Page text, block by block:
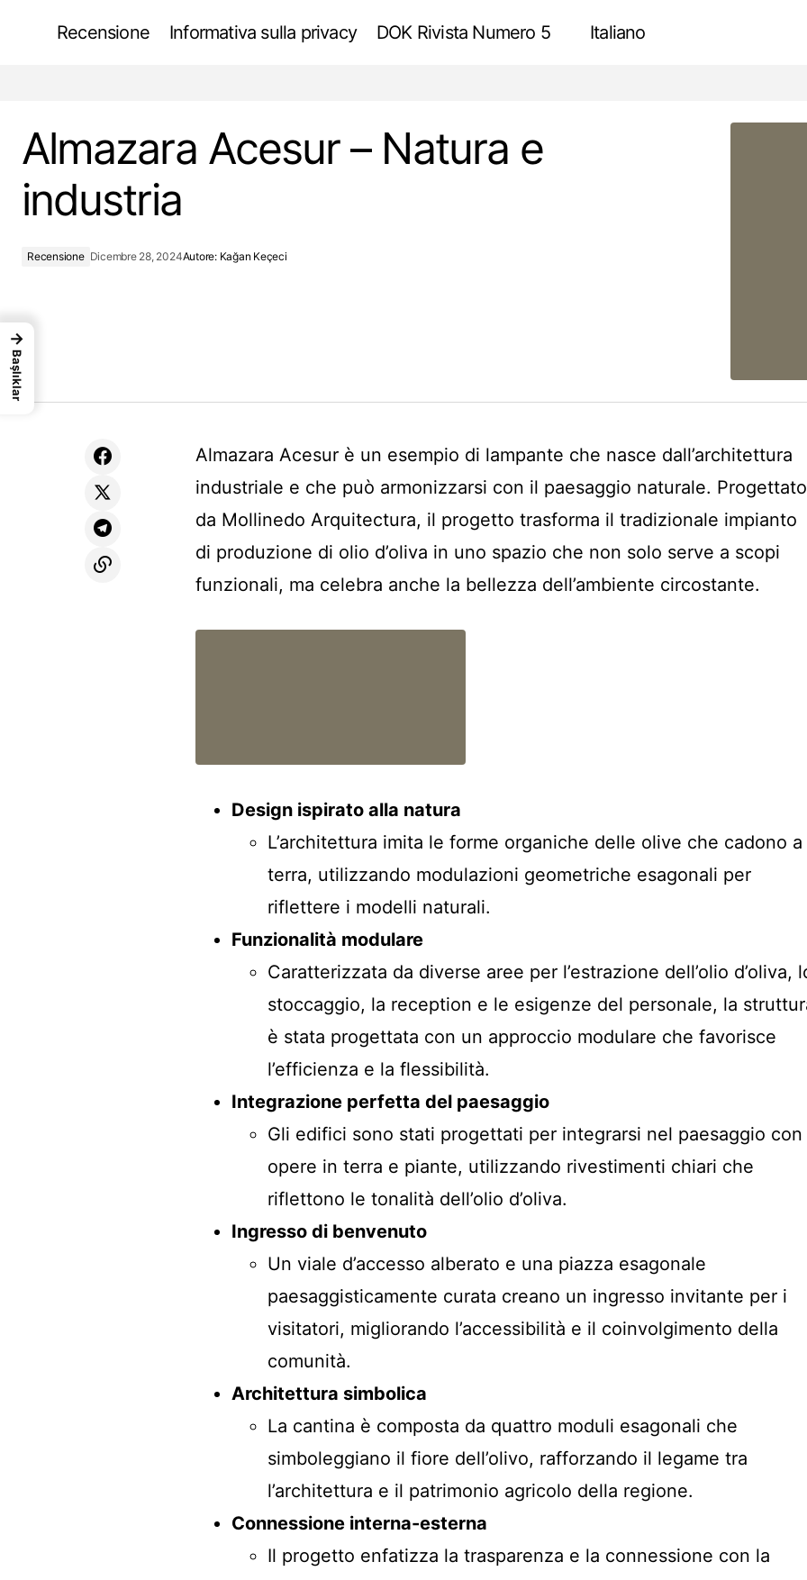
Recensione Informativa sulla privacy DOK Rivista Numero 5 Italiano
Almazara Acesur – Natura e
industria
Recensione Dicembre 28, 2024Autore: Kağan Keçeci
Almazara Acesur è un esempio di lampante che nasce dall’architettura
industriale e che può armonizzarsi con il paesaggio naturale. Progettato
da Mollinedo Arquitectura, il progetto trasforma il tradizionale impianto
di produzione di olio d’oliva in uno spazio che non solo serve a scopi
funzionali, ma celebra anche la bellezza dell’ambiente circostante.
Design ispirato alla natura
L’architettura imita le forme organiche delle olive che cadono a
terra, utilizzando modulazioni geometriche esagonali per
riflettere i modelli naturali.
Funzionalità modulare
Caratterizzata da diverse aree per l’estrazione dell’olio d’oliva,
stoccaggio, la reception e le esigenze del personale, la
è stata progettata con un approccio modulare che favorisce
l’efficienza e la flessibilità.
Integrazione perfetta del paesaggio
Gli edifici sono stati progettati per integrarsi nel paesaggio con
opere in terra e piante, utilizzando rivestimenti chiari che
riflettono le tonalità dell’olio d’oliva.
Ingresso di benvenuto
Un viale d’accesso alberato e una piazza esagonale
paesaggisticamente curata creano un ingresso invitante per i
visitatori, migliorando l’accessibilità e il coinvolgimento della
comunità.
Architettura simbolica
La cantina è composta da quattro moduli esagonali che
simboleggiano il fiore dell’olivo, rafforzando il legame tra
l’architettura e il patrimonio agricolo della regione.
Connessione interna-esterna
Il progetto enfatizza la trasparenza e la connessione con la
→
Başlıklar